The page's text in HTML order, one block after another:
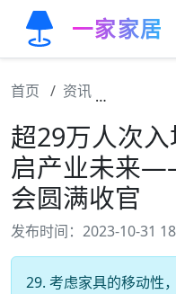
一家家居
首页 资讯
超29万人次入
启产业未来
会圆满收官
发布时间：2023-10-31
29. 考虑家具的移动性